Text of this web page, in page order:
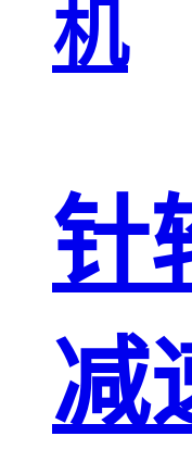
机
针
减